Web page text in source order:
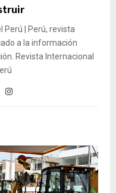
Perú | Perú, revista
a la información
Revista Internacional